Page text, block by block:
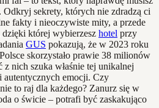
Odkryj sekrety, których nie zdradzą ci
fakty i nieoczywiste mity, a przede
której wybierzesz hotel przy
GUS pokazują, że w 2023 roku
skorzystało prawie 38 milionów
z nich szuka właśnie tej unikalnej
emocji. Czy
to raj dla każdego? Zanurz się w
o świcie – potrafi być zaskakująco